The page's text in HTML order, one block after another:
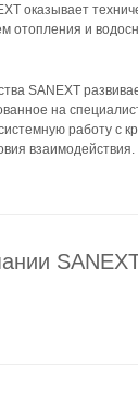
оказывает
отопления и
SANEXT
на
работу с
взаимодействия.